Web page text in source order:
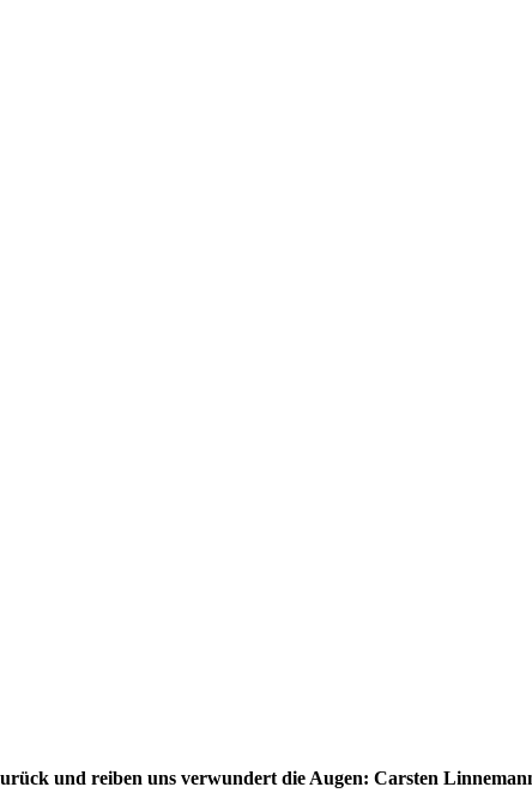
und reiben uns verwundert die Augen: Carsten